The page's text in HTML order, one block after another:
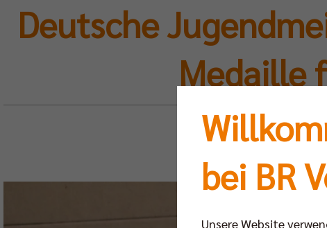
Deutsche
Medaille
Mo
bei BR
Unsere Website